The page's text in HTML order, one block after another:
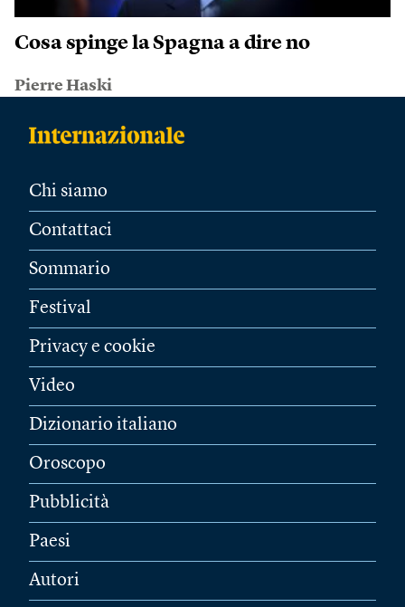
Cosa spinge la Spagna a dire no
Pierre Haski
Chi siamo
Contattaci
Sommario
Festival
Privacy e cookie
Video
Dizionario italiano
Oroscopo
Pubblicità
Paesi
Autori